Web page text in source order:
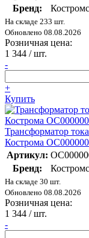
Бренд:
На складе 233 шт.
Обновлено 08.08.2026
Розничная цена:
1 344 / шт.
-
+
Купить
Трансформатор
Кострома
Артикул:
Бренд:
На складе 30 шт.
Обновлено 08.08.2026
Розничная цена:
1 344 / шт.
-